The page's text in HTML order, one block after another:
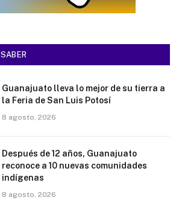
SABER
Guanajuato lleva lo mejor de su tierra a
la Feria de San Luis Potosí
8 agosto, 2026
Después de 12 años, Guanajuato
reconoce a 10 nuevas comunidades
indígenas
8 agosto, 2026